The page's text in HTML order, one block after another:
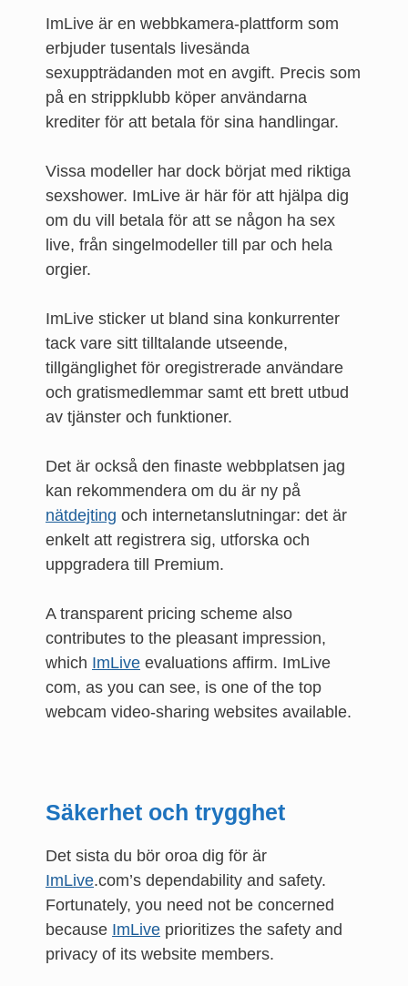
ImLive är en webbkamera-plattform som
erbjuder tusentals livesända
sexuppträdanden mot en avgift. Precis som
på en strippklubb köper användarna
krediter för att betala för sina handlingar.
Vissa modeller har dock börjat med riktiga
sexshower. ImLive är här för att hjälpa dig
om du vill betala för att se någon ha sex
live, från singelmodeller till par och hela
orgier.
ImLive sticker ut bland sina konkurrenter
tack vare sitt tilltalande utseende,
tillgänglighet för oregistrerade användare
och gratismedlemmar samt ett brett utbud
av tjänster och funktioner.
Det är också den finaste webbplatsen jag
kan rekommendera om du är ny på
nätdejting och internetanslutningar: det är
enkelt att registrera sig, utforska och
uppgradera till Premium.
A transparent pricing scheme also
contributes to the pleasant impression,
which ImLive evaluations affirm. ImLive
com, as you can see, is one of the top
webcam video-sharing websites available.
Säkerhet och trygghet
Det sista du bör oroa dig för är
ImLive.com’s dependability and safety.
Fortunately, you need not be concerned
because ImLive prioritizes the safety and
privacy of its website members.